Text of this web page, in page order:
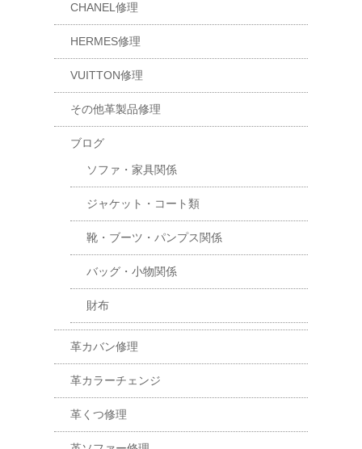
CHANEL修理
HERMES修理
VUITTON修理
その他革製品修理
ブログ
ソファ・家具関係
ジャケット・コート類
靴・ブーツ・パンプス関係
バッグ・小物関係
財布
革カバン修理
革カラーチェンジ
革くつ修理